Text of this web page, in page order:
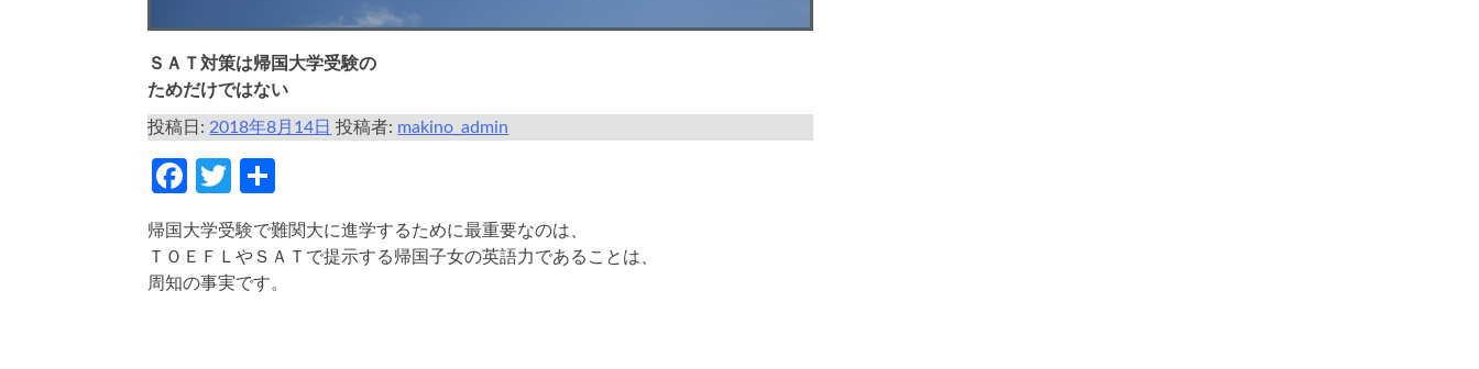
ＳＡＴ対策は帰国大学受験の
ためだけではない
投稿日:2018年8月14日 投稿者: makino_admin
Facebook
Twitter
帰国大学受験で難関大に進学するために最重要なのは、
ＴＯＥＦＬやＳＡＴで提示する帰国子女の英語力であることは、
周知の事実です。